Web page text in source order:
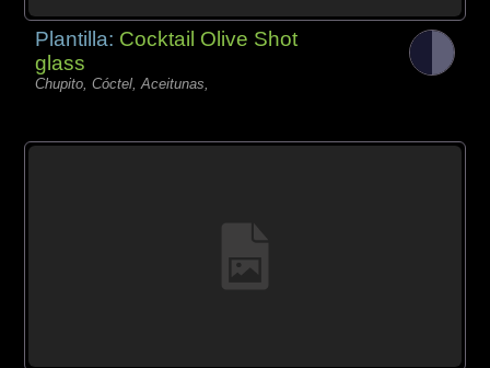
Plantilla: Cocktail Olive Shot
glass
Chupito, Cóctel, Aceitunas,